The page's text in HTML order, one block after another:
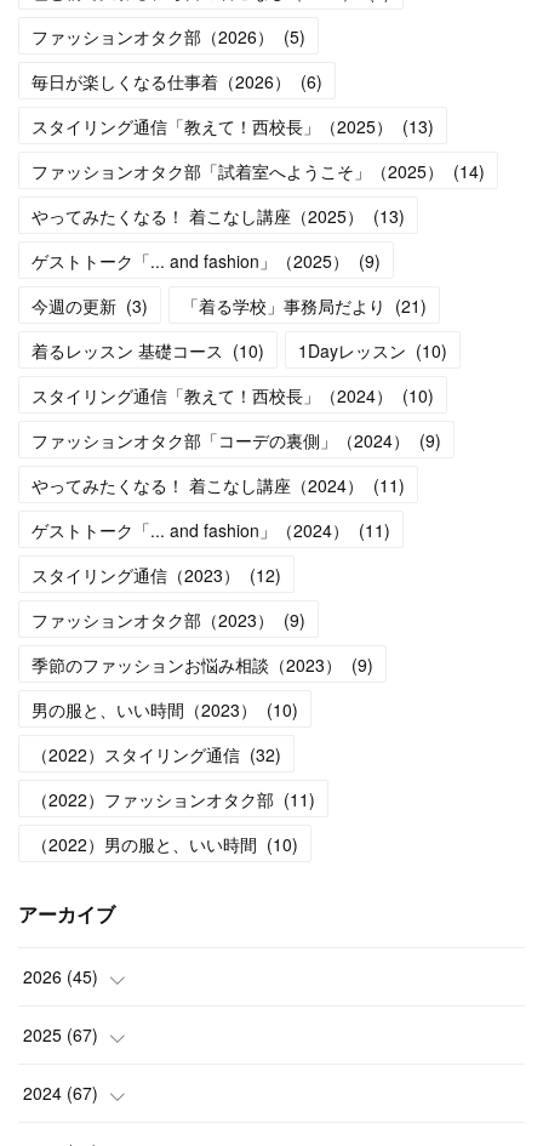
ファッションオタク部（2026）
(5)
毎日が楽しくなる仕事着（2026）
(6)
スタイリング通信「教えて！西校長」（2025）
(13)
ファッションオタク部「試着室へようこそ」（2025）
(14)
やってみたくなる！ 着こなし講座（2025）
(13)
ゲストトーク「... and fashion」（2025）
(9)
今週の更新 (3) 「着る学校」事務局だより (21)
着るレッスン 基礎コース (10) 1Dayレッスン (10)
スタイリング通信「教えて！西校長」（2024）
(10)
ファッションオタク部「コーデの裏側」（2024）
(9)
やってみたくなる！ 着こなし講座（2024）
(11)
ゲストトーク「... and fashion」（2024）
(11)
スタイリング通信（2023）
(12)
ファッションオタク部（2023）
(9)
季節のファッションお悩み相談（2023）
(9)
男の服と、いい時間（2023）
(10)
（2022）スタイリング通信 (32)
（2022）ファッションオタク部 (11)
（2022）男の服と、いい時間 (10)
アーカイブ
2026 (45)
(1)
(5)
2025 (67)
(4)
2024 (67)